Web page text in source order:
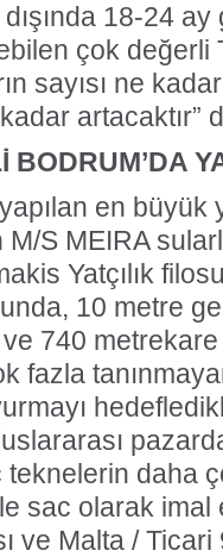
18-24
çok değerli
sayısı ne
artacaktır”
en
M/S MEIRA
Yatçılık
10 metre
740 metrekare
fazla
teknelerin daha
sac olarak imal
ve Malta / Ticari